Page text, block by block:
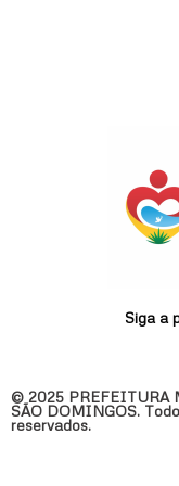
Siga a
© 2025 PREFEITURA
SÃO DOMINGOS.
reservados.